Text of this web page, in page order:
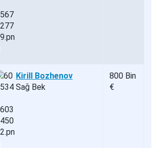
Kirill Bozhenov
Sağ Bek
800 Bin
€